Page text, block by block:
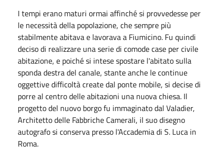
I tempi erano maturi ormai affinché si provvedesse per
le necessità della popolazione, che sempre più
stabilmente abitava e lavorava a Fiumicino. Fu quindi
deciso di realizzare una serie di comode case per civile
abitazione, e poiché si intese spostare l'abitato sulla
sponda destra del canale, stante anche le continue
oggettive difficoltà create dal ponte mobile, si decise di
porre al centro delle abitazioni una nuova chiesa. Il
progetto del nuovo borgo fu immaginato dal Valadier,
Architetto delle Fabbriche Camerali, il suo disegno
autografo si conserva presso l'Accademia di S. Luca in
Roma.